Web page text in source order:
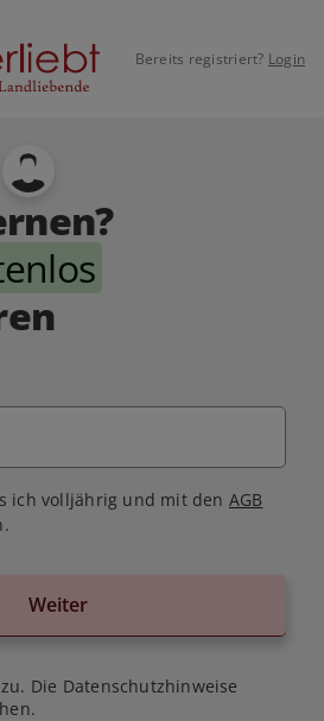
Bereits registriert? Login
ich volljährig und mit den AGB
Weiter
zu. Die Datenschutzhinweise